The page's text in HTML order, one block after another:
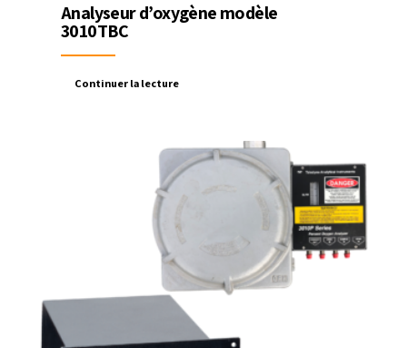
Analyseur d’oxygène modèle
3010TBC
Continuer la lecture